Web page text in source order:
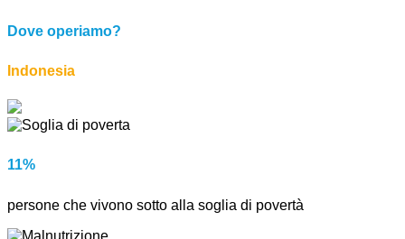
Dove operiamo?
Indonesia
11%
persone che vivono sotto alla soglia di povertà